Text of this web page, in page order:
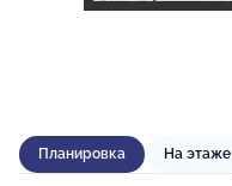
Планировка На этаже